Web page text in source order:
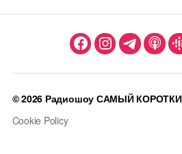
FacebookInstagramTelegram
Apple
© 2026 Радиошоу САМЫЙ
Cookie Policy